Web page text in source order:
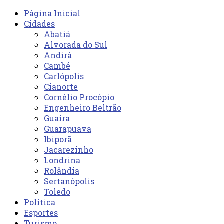
Página Inicial
Cidades
Abatiá
Alvorada do Sul
Andirá
Cambé
Carlópolis
Cianorte
Cornélio Procópio
Engenheiro Beltrão
Guaíra
Guarapuava
Ibiporã
Jacarezinho
Londrina
Rolândia
Sertanópolis
Toledo
Política
Esportes